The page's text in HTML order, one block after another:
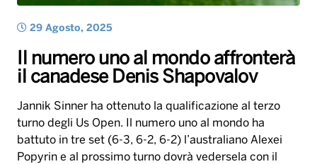
29 Agosto, 2025
Il numero uno al mondo affronterà
il canadese Denis Shapovalov
Jannik Sinner ha ottenuto la qualificazione al terzo
turno degli Us Open. Il numero uno al mondo ha
battuto in tre set (6-3, 6-2, 6-2) l’australiano Alexei
Popyrin e al prossimo turno dovrà vedersela con il